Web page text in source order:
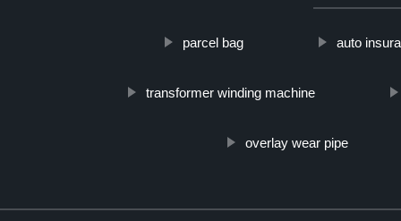
parcel bag auto
transformer winding machine
overlay wear pipe